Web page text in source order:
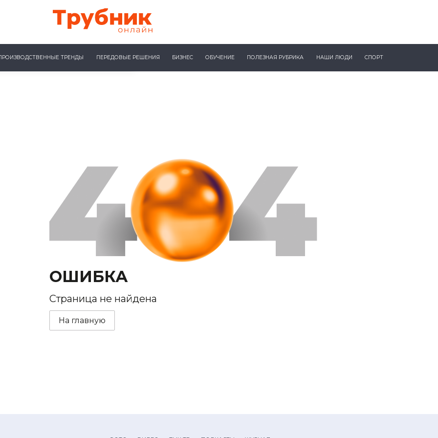
ТРЕНДЫ ПЕРЕДОВЫЕ РЕШЕНИЯ БИЗНЕС ОБУЧЕНИЕ ПОЛЕЗНАЯ РУБРИКА НАШИ ЛЮДИ СПОРТ
ОШИБКА
Страница не найдена
На главную